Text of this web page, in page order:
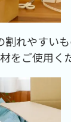
割れやすい
をご使用く